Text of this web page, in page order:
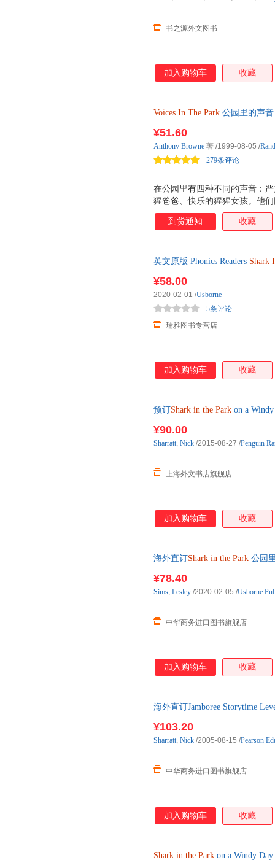
书之源外文图书
加入购物车 收藏
Voices In The Park 公园里的声
在公园里有四种不同的声音：
猩爸爸、快乐的猩猩女孩。他
夏秋冬不同的景致，道出不同
¥51.60
279条评论
Anthony Browne 著 /1999-08-05 /
到货通知 收藏
英文原版 Phonics Readers Shark
¥58.00
瑞雅图书专营店
5条评论
2020-02-01 /Usborne
加入购物车 收藏
预订Shark in the Park on a
¥90.00
上海外文书店旗舰店
Sharratt, Nick /2015-08-27 /Penguin
加入购物车 收藏
海外直订Shark in the Park 公园
¥78.40
中华商务进口图书旗舰店
Sims, Lesley /2020-02-05 /Usborne
加入购物车 收藏
海外直订Jamboree Storytime
¥103.20
中华商务进口图书旗舰店
Sharratt, Nick /2005-08-15 /Pearson
加入购物车 收藏
Shark in the Park on a Windy